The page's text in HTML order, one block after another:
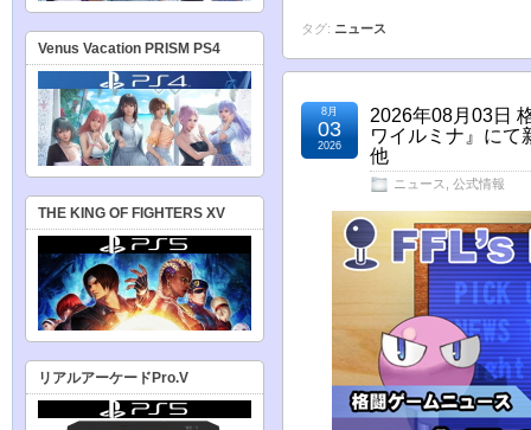
タグ: ニュース
2026年08月03日
ワイルミナ』にて
他
ニュース 公式情報
8月
03
2026
Venus Vacation PRISM PS4
THE KING OF FIGHTERS XV
リアルアーケードPro.V